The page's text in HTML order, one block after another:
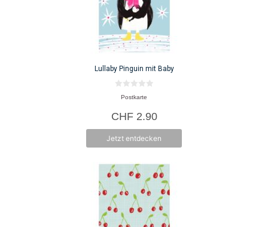
Lullaby Pinguin mit Baby
n
5
Postkarte
CHF2.90
Jetzt entdecken